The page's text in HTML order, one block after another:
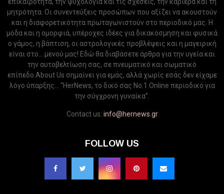
μητρότητα. Οι συνεντεύξεις προσώπων που αξίζει να ακουστούν
και η διαφορετικότητα πρωταγωνιστούν στο περιοδικό μας. Η
μόδα και η ομορφιά, υπέροχες ιδέες για δικακόσμηση και φυσικά
ο γάμος, η βάπτιση, οι αστρολογικές προβλέψεις και η μαγειρική
είναι στο... μενού μας! Εδώ θα διαβάσετε άρθρα για την υγεία και
την αυτοβελτίωση σας, σε πνευματικό και σωματικό
επίπεδο.About Us σημαίνει για εμάς, αλλά χωρίς εσάς δεν είχαμε
λόγο ύπαρξης... “HerNews, το δικό σας Νo.1 Online περιοδικό για
την σύγχρονη γυναίκα”.
Contact us: info@hernews.gr
FOLLOW US